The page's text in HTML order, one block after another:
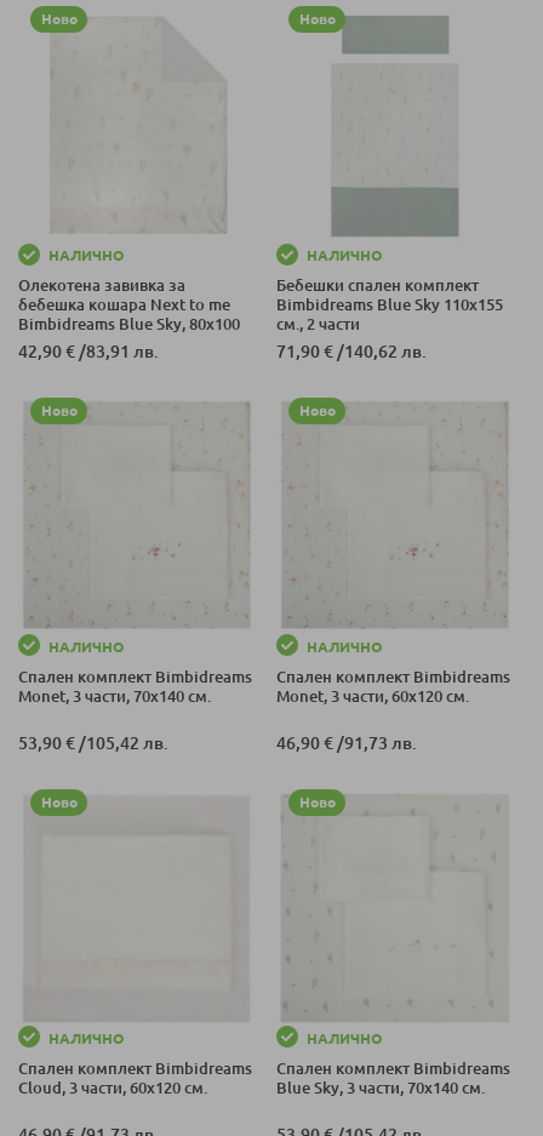
Ново
НАЛИЧНО
Олекотена завивка за
бебешка кошара Next to me
Bimbidreams Blue Sky, 80x100
см.
42,90 € /83,91 лв.
Ново
НАЛИЧНО
Бебешки спален комплект
Bimbidreams Blue Sky 110x155
см., 2 части
71,90 € /140,62 лв.
Ново
НАЛИЧНО
Спален комплект Bimbidreams
Monet, 3 части, 70x140 см.
53,90 € /105,42 лв.
Ново
НАЛИЧНО
Спален комплект Bimbidreams
Monet, 3 части, 60x120 см.
46,90 € /91,73 лв.
Ново
НАЛИЧНО
Спален комплект Bimbidreams
Cloud, 3 части, 60x120 см.
Ново
НАЛИЧНО
Спален комплект Bimbidreams
Blue Sky, 3 части, 70x140 см.